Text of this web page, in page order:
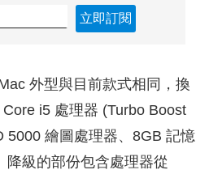
立即訂閱
外型與目前款式相同，換
Core i5 處理器 (Turbo Boost
5000 繪圖處理器、8GB 記憶
降級的部份包含處理器從